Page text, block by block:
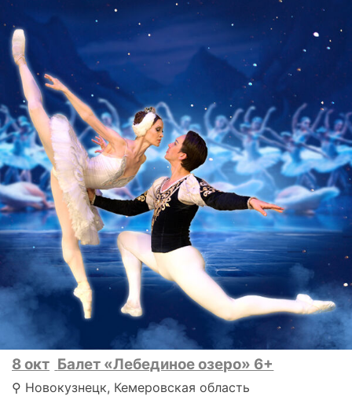
8 окт Балет «Лебединое озеро» 6+
⚲ Новокузнецк, Кемеровская область